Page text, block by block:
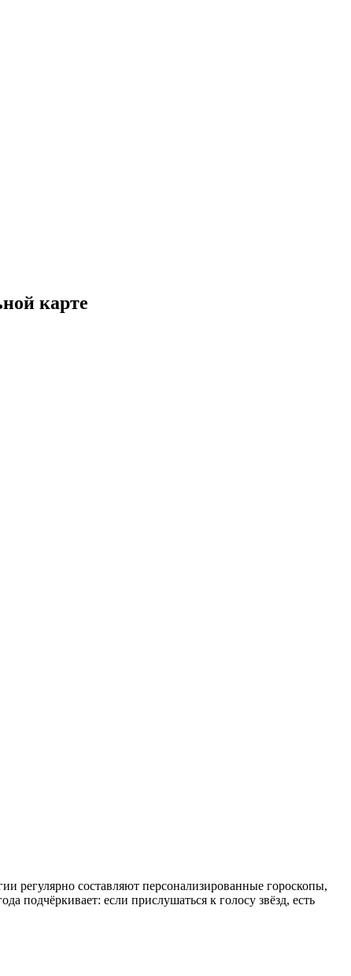
карте
регулярно составляют персонализированные гороскопы,
подчёркивает: если прислушаться к голосу звёзд, есть